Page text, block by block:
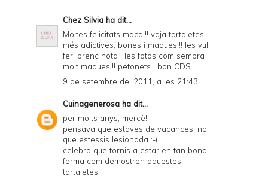
i
e
n
d
l
y
a
n
Chez Silvia ha dit...
Moltes felicitats maca!!! vaja tartaletes
més adictives, bones i maques!!! les vull
fer, prenc nota i les fotos com sempra
molt maques!!! petonets i bon CDS
9 de setembre del 2011, a les 21:43
Cuinagenerosa ha dit...
per molts anys, mercè!!!
pensava que estaves de vacances, no
que estessis lesionada :-(
celebro que tornis a estar en tan bona
forma com demostren aquestes
tartaletes.